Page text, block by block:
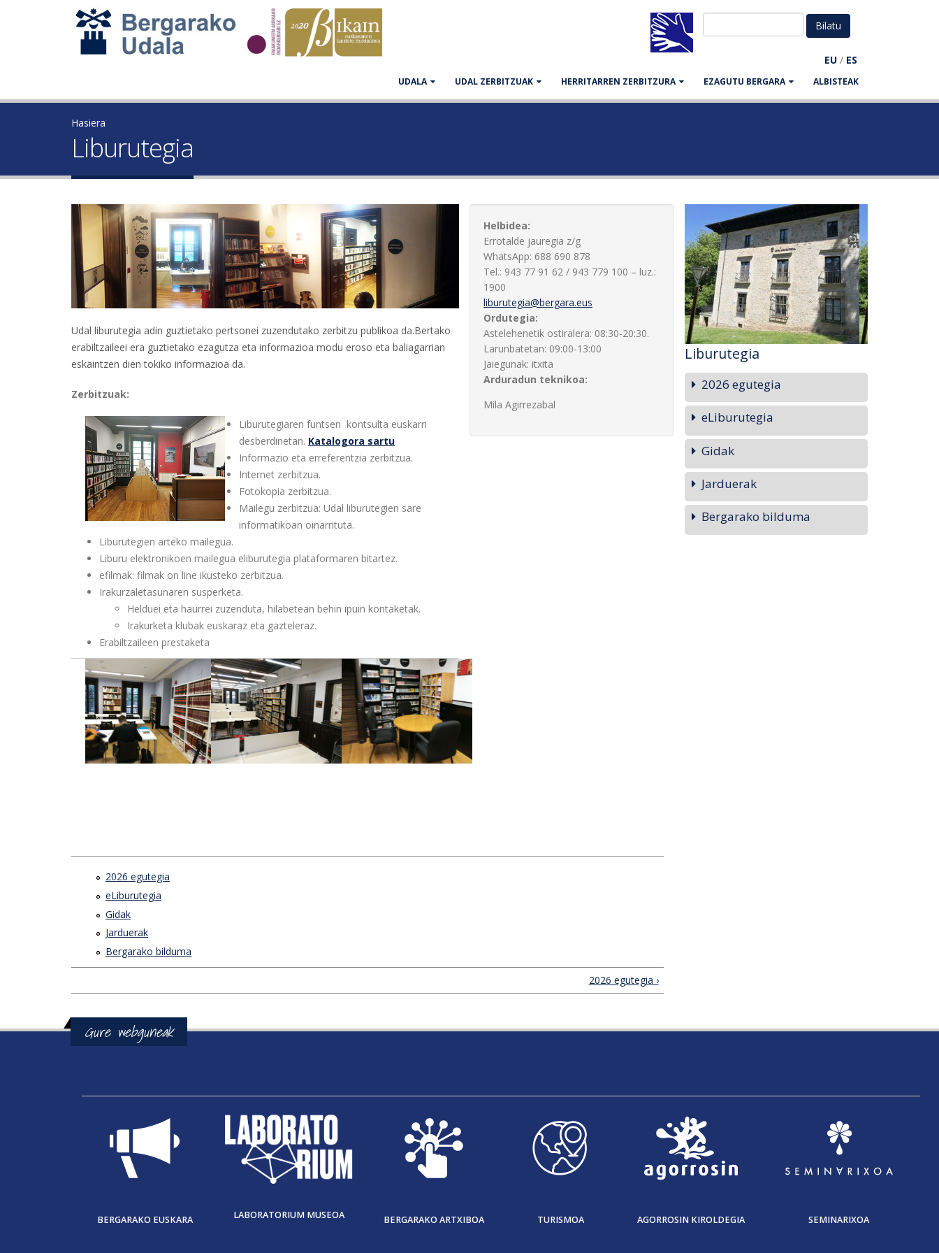
EU / ES
UDALA UDAL ZERBITZUAK HERRITARREN ZERBITZURA EZAGUTU BERGARA ALBISTEAK
Hasiera
Liburutegia
Udal liburutegia adin guztietako pertsonei zuzendutako zerbitzu publikoa da.Bertako
erabiltzaileei era guztietako ezagutza eta informazioa modu eroso eta baliagarrian
eskaintzen dien tokiko informazioa da.
Zerbitzuak:
Liburutegiaren funtsen kontsulta euskarri
desberdinetan. Katalogora sartu
Informazio eta erreferentzia zerbitzua.
Internet zerbitzua.
Fotokopia zerbitzua.
Mailegu zerbitzua: Udal liburutegien sare
informatikoan oinarrituta.
Liburutegien arteko mailegua.
Liburu elektronikoen mailegua eliburutegia plataformaren bitartez.
efilmak: filmak on line ikusteko zerbitzua.
Irakurzaletasunaren susperketa.
Helduei eta haurrei zuzenduta, hilabetean behin ipuin kontaketak.
Irakurketa klubak euskaraz eta gazteleraz.
Erabiltzaileen prestaketa
Helbidea:
Errotalde jauregia z/g
WhatsApp: 688 690 878
Tel.: 943 77 91 62 / 943 779 100 – luz.:
1900
liburutegia@bergara.eus
Ordutegia:
Astelehenetik ostiralera: 08:30-20:30.
Larunbatetan: 09:00-13:00
Jaiegunak: itxita
Arduradun teknikoa:
Mila Agirrezabal
2026 egutegia
eLiburutegia
Gidak
Jarduerak
Bergarako bilduma
2026 egutegia ›
Liburutegia
2026 egutegia
eLiburutegia
Gidak
Jarduerak
Bergarako bilduma
Gure webguneak
BERGARAKO EUSKARA LABORATORIUM MUSEOA BERGARAKO ARTXIBOA TURISMOA AGORROSIN KIROLDEGIA SEMINARIXOA